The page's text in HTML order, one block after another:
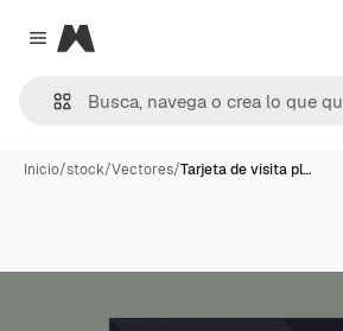
Close menu
Magnific
Inicio/stock/Vectores/Tarjeta de visita pl…